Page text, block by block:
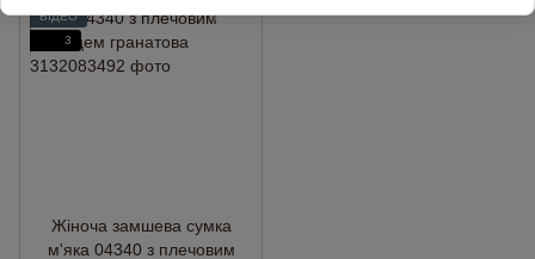
ВІДЕО
3
Жіноча замшева сумка
м'яка 04340 з плечовим